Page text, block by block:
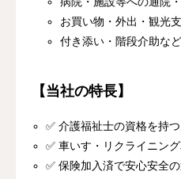
お買い物・外出・観光
付き添い・階段介助な
【当社の特長】
✅ 介護福祉士の資格を持
✅ 車いす・リクライニン
✅ 保険加入済で安心安全